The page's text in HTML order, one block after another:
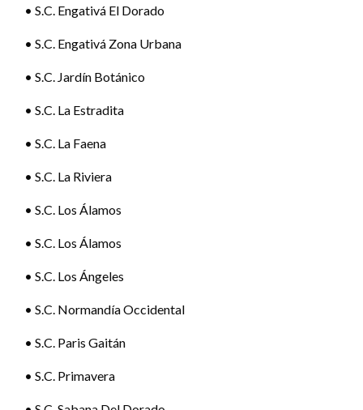
• S.C. Engativá El Dorado
• S.C. Engativá Zona Urbana
• S.C. Jardín Botánico
• S.C. La Estradita
• S.C. La Faena
• S.C. La Riviera
• S.C. Los Álamos
• S.C. Los Álamos
• S.C. Los Ángeles
• S.C. Normandía Occidental
• S.C. Paris Gaitán
• S.C. Primavera